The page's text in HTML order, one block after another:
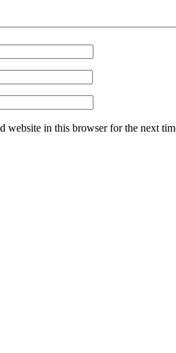
website in this browser for the next